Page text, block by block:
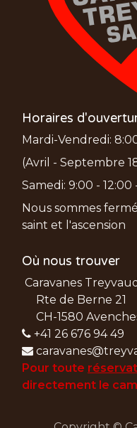
Horaires
Mardi-Vendredi:
(Avril - Septembre
Samedi: 9:00 - 12:00
Nous sommes
saint et l'ascension
Où nous trouver
Caravanes
Rte de Berne 21
CH-1580
+41 26 676 94 49
Pour toute
directement le